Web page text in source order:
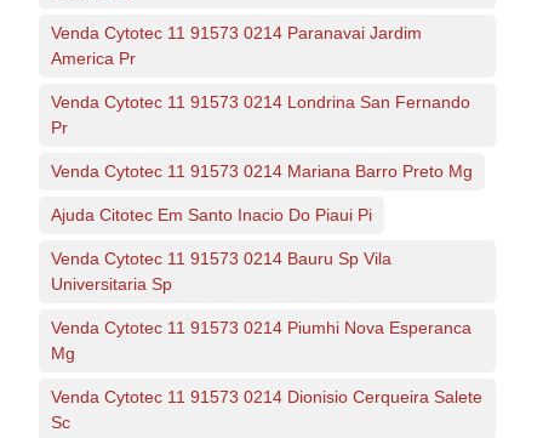
Venda Cytotec 11 91573 0214 Paranavai Jardim
America Pr
Venda Cytotec 11 91573 0214 Londrina San Fernando
Pr
Venda Cytotec 11 91573 0214 Mariana Barro Preto Mg
Ajuda Citotec Em Santo Inacio Do Piaui Pi
Venda Cytotec 11 91573 0214 Bauru Sp Vila
Universitaria Sp
Venda Cytotec 11 91573 0214 Piumhi Nova Esperanca
Mg
Venda Cytotec 11 91573 0214 Dionisio Cerqueira Salete
Sc